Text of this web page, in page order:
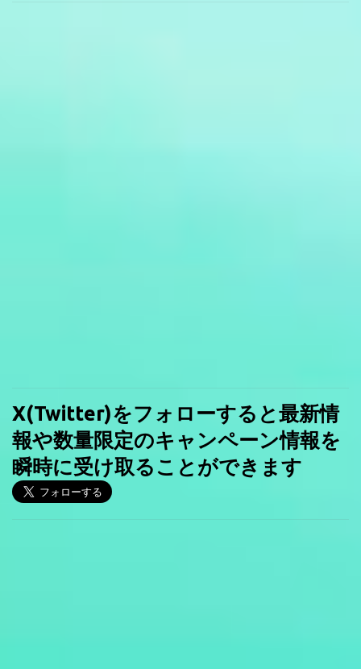
X(Twitter)をフォローすると最新情
報や数量限定のキャンペーン情報を
瞬時に受け取ることができます